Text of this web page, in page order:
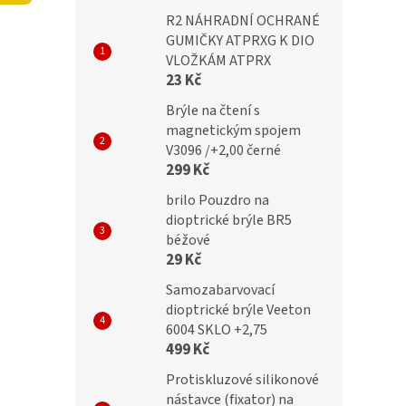
R2 NÁHRADNÍ OCHRANÉ
GUMIČKY ATPRXG K DIO
VLOŽKÁM ATPRX
23 Kč
Brýle na čtení s
magnetickým spojem
V3096 /+2,00 černé
299 Kč
brilo Pouzdro na
dioptrické brýle BR5
béžové
29 Kč
Samozabarvovací
dioptrické brýle Veeton
6004 SKLO +2,75
499 Kč
Protiskluzové silikonové
nástavce (fixator) na